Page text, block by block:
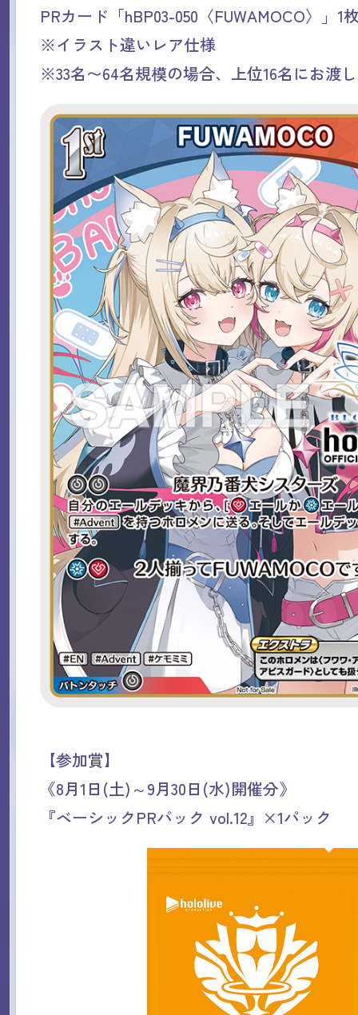
PRカード「hBP03-050〈FUWAMOCO〉」1
※イラスト違いレア仕様
※33名〜64名規模の場合、上位16名にお渡
【参加賞】
《8月1日(土)～9月30日(水)開催分》
『ベーシックPRパック vol.12』×1パック